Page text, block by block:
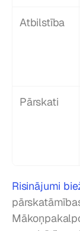
Atbilstība
Pārskati
Risinājumi